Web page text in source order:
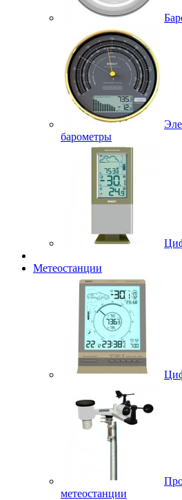
барометры
Метеостанции
метеостанции